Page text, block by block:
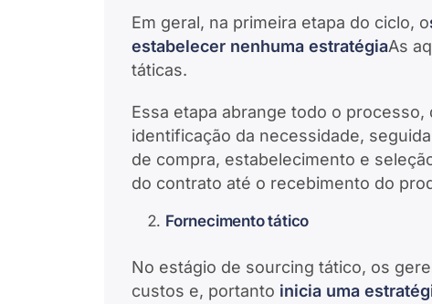
Em geral, na primeira etapa do ciclo, o
estabelecer nenhuma estratégiaAs
táticas.
Essa etapa abrange todo o
identificação da necessidade,
de compra, estabelecimento e
do contrato até o recebimento do
Fornecimento tático
No estágio de sourcing tático, os
custos e, portanto inicia uma